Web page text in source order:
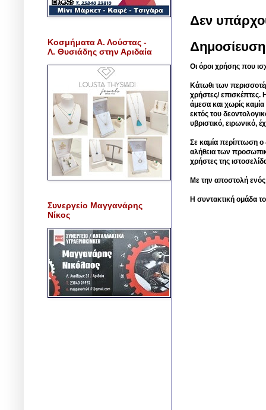
Δεν
Οι όροι χρήσης που
Κάτωθι των
χρήστες/ επισκέπτες.
άμεσα και χωρίς
εκτός του
υβριστικό, ειρωνικό,
Σε καμία περίπτωση ο
αλήθεια των
χρήστες της
Με την αποστολή
Η συντακτική ομάδα
Κοσμήματα Α. Λούστας -
Λ. Θυσιάδης στην Αριδαία
Συνεργείο Μαγγανάρης
Νίκος